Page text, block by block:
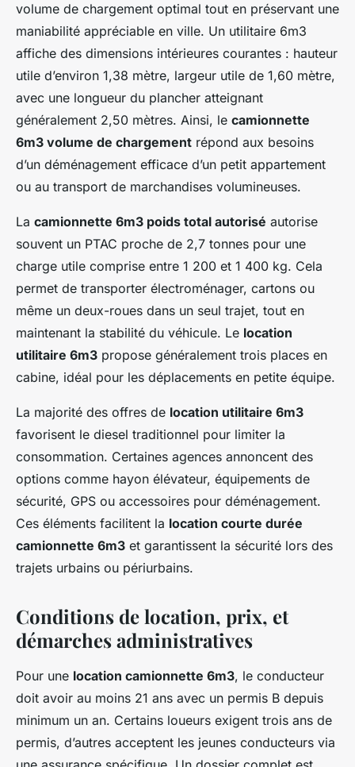
volume de chargement optimal tout en préservant une
maniabilité appréciable en ville. Un utilitaire 6m3
affiche des dimensions intérieures courantes : hauteur
utile d’environ 1,38 mètre, largeur utile de 1,60 mètre,
avec une longueur du plancher atteignant
généralement 2,50 mètres. Ainsi, le camionnette
6m3 volume de chargement répond aux besoins
d’un déménagement efficace d’un petit appartement
ou au transport de marchandises volumineuses.
La camionnette 6m3 poids total autorisé autorise
souvent un PTAC proche de 2,7 tonnes pour une
charge utile comprise entre 1 200 et 1 400 kg. Cela
permet de transporter électroménager, cartons ou
même un deux-roues dans un seul trajet, tout en
maintenant la stabilité du véhicule. Le location
utilitaire 6m3 propose généralement trois places en
cabine, idéal pour les déplacements en petite équipe.
La majorité des offres de location utilitaire 6m3
favorisent le diesel traditionnel pour limiter la
consommation. Certaines agences annoncent des
options comme hayon élévateur, équipements de
sécurité, GPS ou accessoires pour déménagement.
Ces éléments facilitent la location courte durée
camionnette 6m3 et garantissent la sécurité lors des
trajets urbains ou périurbains.
Conditions de location, prix, et
démarches administratives
Pour une location camionnette 6m3, le conducteur
doit avoir au moins 21 ans avec un permis B depuis
minimum un an. Certains loueurs exigent trois ans de
permis, d’autres acceptent les jeunes conducteurs via